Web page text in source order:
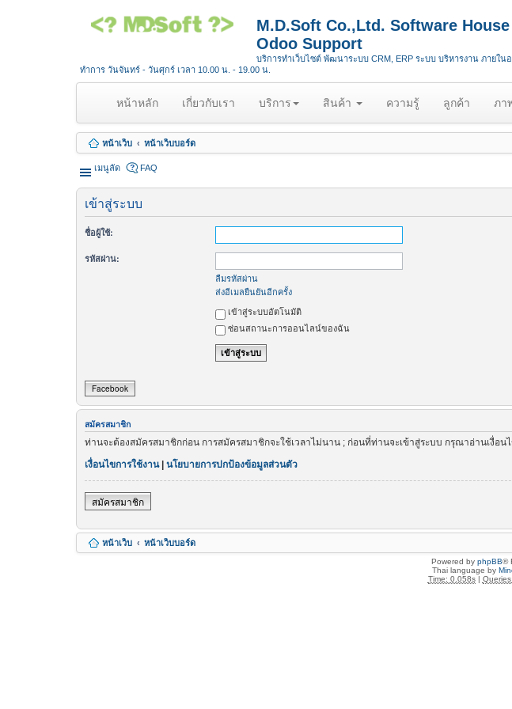
M.D.Soft Co.,Ltd. Software
Odoo Support
บริการทำเว็บไซต์ พัฒนาระบบ CRM, ERP ระบบ บริหารงาน ภายใน
ทำการ วันจันทร์ - วันศุกร์ เวลา 10.00 น. - 19.00 น.
หน้าหลัก(
u
r
เกี่ยวกับเรา บริการ สินค้า ความรู้ ลูกค้า ภา
หน้าเว็บ หน้าเว็บบอร์ด
เมนูลัด FAQ
เข้าสู่ระบบ
ชื่อผู้ใช้:
รหัสผ่าน:
ลืมรหัสผ่าน
ส่งอีเมลยืนยันอีกครั้ง
เข้าสู่ระบบอัตโนมัติ
ซ่อนสถานะการออนไลน์ของฉัน
Facebook
สมัครสมาชิก
ท่านจะต้องสมัครสมาชิกก่อน การสมัครสมาชิกจะใช้เวลาไม่นาน ; ก่อนที่ท่านจะเข้าสู่ระบบ กรุณาอ่านเงื่
เงื่อนไขการใช้งาน| นโยบายการปกป้องข้อมูลส่วนตัว
สมัครสมาชิก
หน้าเว็บ หน้าเว็บบอร์ด
Powered by phpBB®
Thai language by
Time: 0.058s|